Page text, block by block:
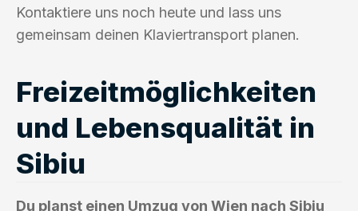
Kontaktiere uns noch heute und lass uns
gemeinsam deinen Klaviertransport planen.
Freizeitmöglichkeiten
und Lebensqualität in
Sibiu
Du planst einen Umzug von Wien nach Sibiu